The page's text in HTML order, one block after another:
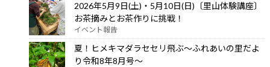
2026年5月9日(土)・5月10日(日)〔里山体験講座〕
お茶摘みとお茶作りに挑戦！
イベント報告
夏！ヒメキマダラセセリ飛ぶ～ふれあいの里だよ
り令和8年8月号～